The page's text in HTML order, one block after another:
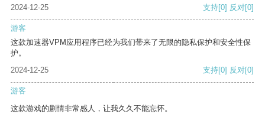
2024-12-25 支持[0] 反对[0]
游客
这款加速器VPM应用程序已经为我们带来了无限的隐私保护和安全性保
护。
2024-12-25
支持[0] 反对[0]
游客
这款游戏的剧情非常感人，让我久久不能忘怀。